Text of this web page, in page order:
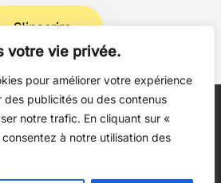
votre vie privée.
pour améliorer votre expérience
publicités ou des contenus
notre trafic. En cliquant sur «
à notre utilisation des
S'inscrire
Politique de confidentialité